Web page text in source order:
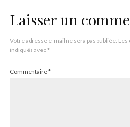
Laisser un
Votre adresse e-mail ne sera pas publiée. Les
indiqués avec*
Commentaire*